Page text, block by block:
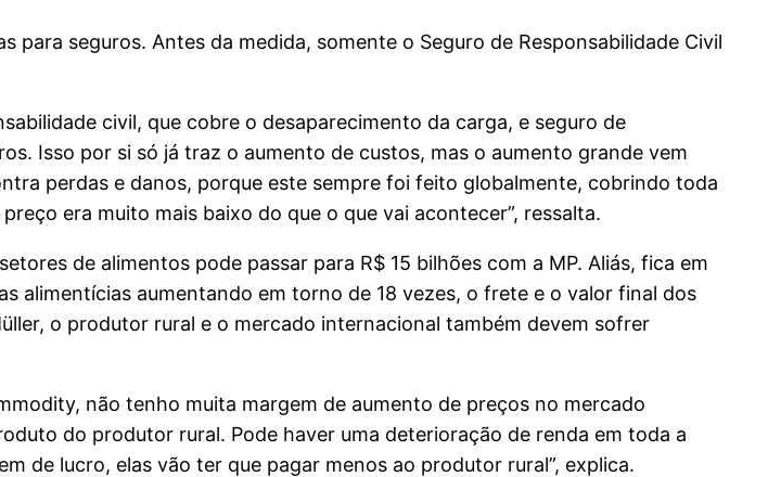
seguros. Antes da medida, somente o Seguro de Responsabilidade Civil
civil, que cobre o desaparecimento da carga, e seguro de
Isso por si só já traz o aumento de custos, mas o aumento grande vem
perdas e danos, porque este sempre foi feito globalmente, cobrindo toda
era muito mais baixo do que o que vai acontecer”, ressalta.
de alimentos pode passar para R$ 15 bilhões com a MP. Aliás, fica em
alimentícias aumentando em torno de 18 vezes, o frete e o valor final dos
o produtor rural e o mercado internacional também devem sofrer
não tenho muita margem de aumento de preços no mercado
do produtor rural. Pode haver uma deterioração de renda em toda a
de lucro, elas vão ter que pagar menos ao produtor rural”, explica.